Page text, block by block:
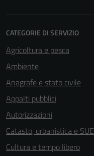
CATEGORIE DI SERVIZIO
Agricoltura e pesca
Ambiente
Anagrafe e stato civile
Appalti pubblici
Autorizzazioni
Catasto, urbanistica e SUE
Cultura e tempo libero